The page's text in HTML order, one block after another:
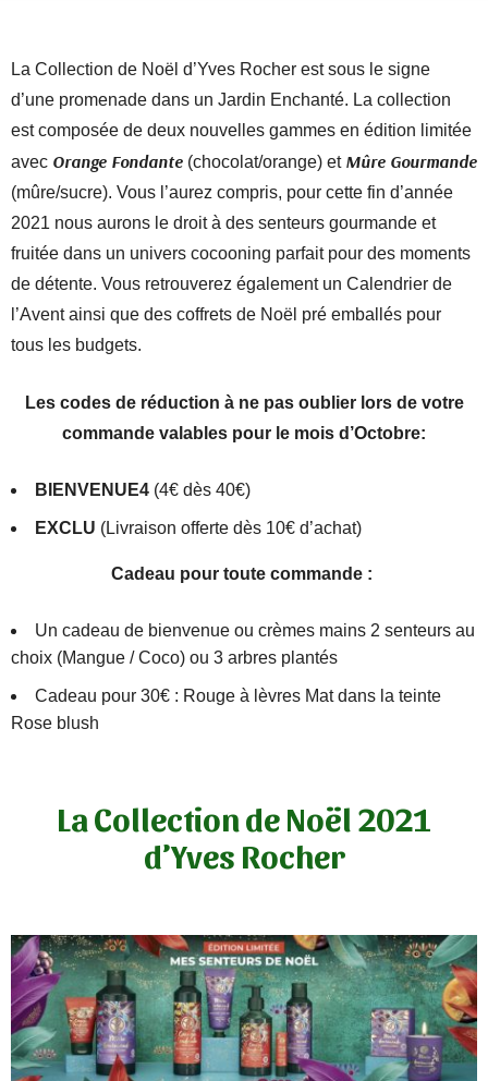
La Collection de Noël d’Yves Rocher est sous le signe
d’une promenade dans un Jardin Enchanté. La collection
est composée de deux nouvelles gammes en édition limitée
avec Orange Fondante (chocolat/orange) et Mûre Gourmande
(mûre/sucre). Vous l’aurez compris, pour cette fin d’année
2021 nous aurons le droit à des senteurs gourmande et
fruitée dans un univers cocooning parfait pour des moments
de détente. Vous retrouverez également un Calendrier de
l’Avent ainsi que des coffrets de Noël pré emballés pour
tous les budgets.
Les codes de réduction à ne pas oublier lors de votre
commande valables pour le mois d’Octobre:
BIENVENUE4 (4€ dès 40€)
EXCLU (Livraison offerte dès 10€ d’achat)
Cadeau pour toute commande :
Un cadeau de bienvenue ou crèmes mains 2 senteurs au
choix (Mangue / Coco) ou 3 arbres plantés
Cadeau pour 30€ : Rouge à lèvres Mat dans la teinte
Rose blush
La Collection de Noël 2021
d’Yves Rocher